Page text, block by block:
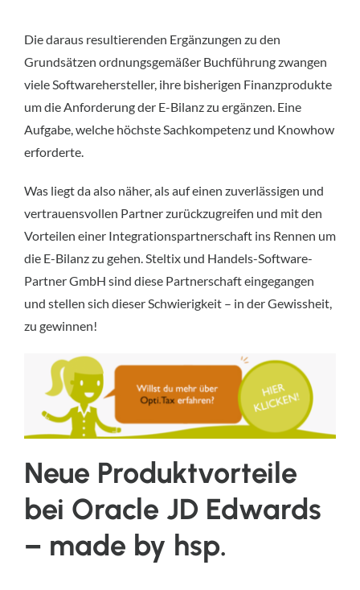
Die daraus resultierenden Ergänzungen zu den
Grundsätzen ordnungsgemäßer Buchführung zwangen
viele Softwarehersteller, ihre bisherigen Finanzprodukte
um die Anforderung der E-Bilanz zu ergänzen. Eine
Aufgabe, welche höchste Sachkompetenz und Knowhow
erforderte.
Was liegt da also näher, als auf einen zuverlässigen und
vertrauensvollen Partner zurückzugreifen und mit den
Vorteilen einer Integrationspartnerschaft ins Rennen um
die E-Bilanz zu gehen. Steltix und Handels-Software-
Partner GmbH sind diese Partnerschaft eingegangen
und stellen sich dieser Schwierigkeit – in der Gewissheit,
zu gewinnen!
Neue Produktvorteile
bei Oracle JD Edwards
– made by hsp.